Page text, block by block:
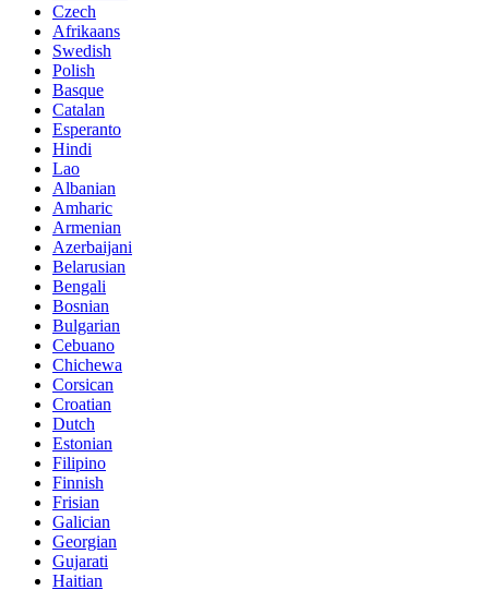
Czech
Afrikaans
Swedish
Polish
Basque
Catalan
Esperanto
Hindi
Lao
Albanian
Amharic
Armenian
Azerbaijani
Belarusian
Bengali
Bosnian
Bulgarian
Cebuano
Chichewa
Corsican
Croatian
Dutch
Estonian
Filipino
Finnish
Frisian
Galician
Georgian
Gujarati
Haitian